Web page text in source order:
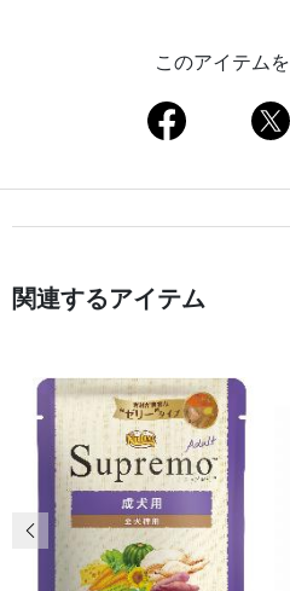
このアイテム
関連するアイテム
前の画像